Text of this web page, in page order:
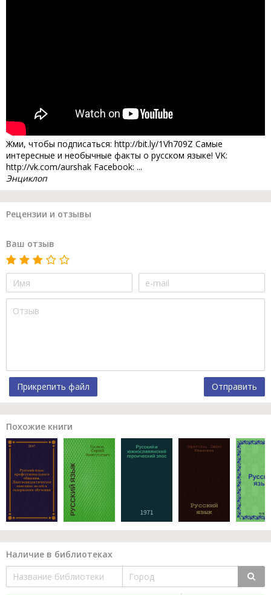
Жми, чтобы подписаться: http://bit.ly/1Vh709Z Самые
интересные и необычные факты о русском языке! VK:
http://vk.com/aurshak Facebook: ...
Энциклоп
Рецензии и отзывы
Ваш отзыв
Прикрепить файл Отправить
Похожие книги
Наличие в библиотеках